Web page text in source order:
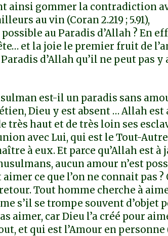
ainsi gommer la contradiction
au vin (Coran 2.219 ; 5.91),
au Paradis d’Allah ? En
et la joie le premier fruit de
Paradis d’Allah qu’il ne peut pas
est-il un paradis sans
Dieu y est absent … Allah est
très haut et de très loin ses
avec Lui, qui est le Tout-
à eux. Et parce qu’Allah est à
aucun amour n’est
ce que l’on ne connait pas ?
Tout homme cherche à
s’il se trompe souvent d’objet
aimer, car Dieu l’a créé pour
et qui est l’Amour en personne